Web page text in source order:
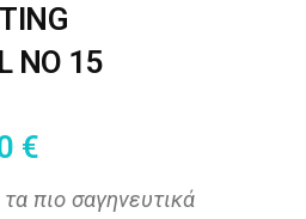
NO 15
€
πιο σαγηνευτικά